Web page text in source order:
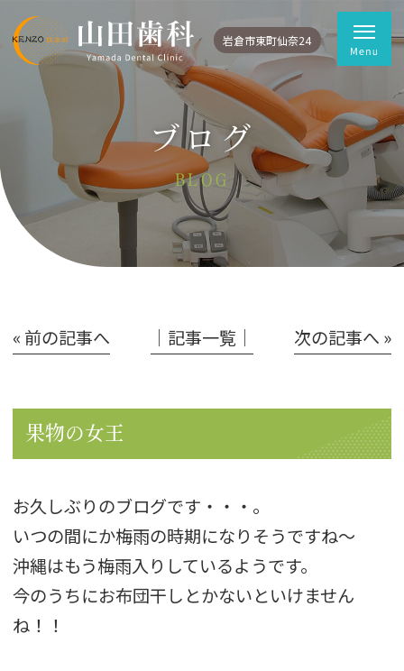
岩倉市東町仙奈24
ブログ
BLOG
« 前の記事へ │記事一覧│ 次の記事へ »
果物の女王
お久しぶりのブログです・・・。
いつの間にか梅雨の時期になりそうですね〜
沖縄はもう梅雨入りしているようです。
今のうちにお布団干しとかないといけません
ね！！